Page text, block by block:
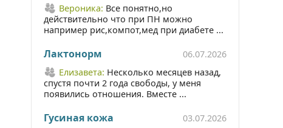
Вероника: Все понятно,но
действительно что при ПН можно
например рис,компот,мед при диабете ...
Лактонорм
06.07.2026
Елизавета: Несколько месяцев назад,
спустя почти 2 года свободы, у меня
появились отношения. Вместе ...
Гусиная кожа
03.07.2026